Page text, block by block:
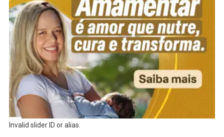
Invalid slider ID or alias.